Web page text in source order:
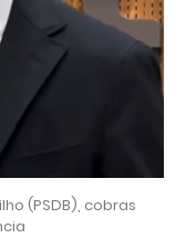
(PSDB), cobras